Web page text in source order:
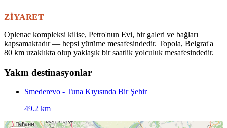
ZIYARET
Oplenac kompleksi kilise, Petro'nun Evi, bir galeri ve bağları
kapsamaktadır — hepsi yürüme mesafesindedir. Topola, Belgrat'a
80 km uzaklıkta olup yaklaşık bir saatlik yolculuk mesafesindedir.
Yakın destinasyonlar
Smederevo - Tuna Kıyısında Bir Şehir
49.2 km